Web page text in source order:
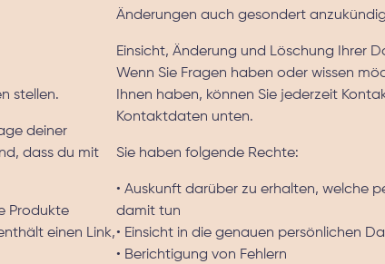
stellen.
deiner
dass du mit
Produkte
einen Link,
Änderungen auch gesondert
Einsicht, Änderung und Löschung Ihrer
Wenn Sie Fragen haben oder wissen
Ihnen haben, können Sie jederzeit
Kontaktdaten unten.
Sie haben folgende Rechte:
• Auskunft darüber zu erhalten, welche
damit tun
• Einsicht in die genauen persönlichen
• Berichtigung von Fehlern